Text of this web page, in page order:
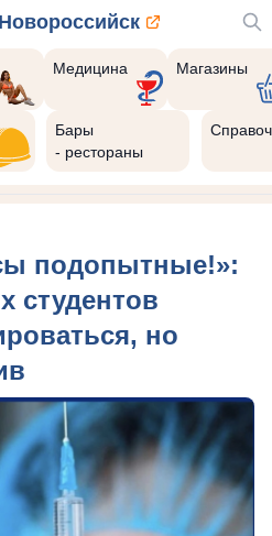
Новороссийск
Медицина Магазины
Бары
- рестораны
подопытные!»:
студентов
но